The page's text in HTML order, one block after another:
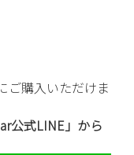
ご購入いただけま
公式LINE」から